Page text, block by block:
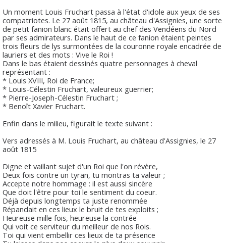
Un moment Louis Fruchart passa à l'état d'idole aux yeux de ses
compatriotes. Le 27 août 1815, au château d'Assignies, une sorte
de petit fanion blanc était offert au chef des Vendéens du Nord
par ses admirateurs. Dans le haut de ce fanion étaient peintes
trois fleurs de lys surmontées de la couronne royale encadrée de
lauriers et des mots : Vive le Roi !
Dans le bas étaient dessinés quatre personnages à cheval
représentant :
* Louis XVIII, Roi de France;
* Louis-Célestin Fruchart, valeureux guerrier;
* Pierre-Joseph-Célestin Fruchart ;
* Benoît Xavier Fruchart.
Enfin dans le milieu, figurait le texte suivant :
Vers adressés à M. Louis Fruchart, au château d'Assignies, le 27
août 1815
Digne et vaillant sujet d'un Roi que l'on révère,
Deux fois contre un tyran, tu montras ta valeur ;
Accepte notre hommage : il est aussi sincère
Que doit l'être pour toi le sentiment du coeur.
Déjà depuis longtemps ta juste renommée
Répandait en ces lieux le bruit de tes exploits ;
Heureuse mille fois, heureuse la contrée
Qui voit ce serviteur du meilleur de nos Rois.
Toi qui vient embellir ces lieux de ta présence